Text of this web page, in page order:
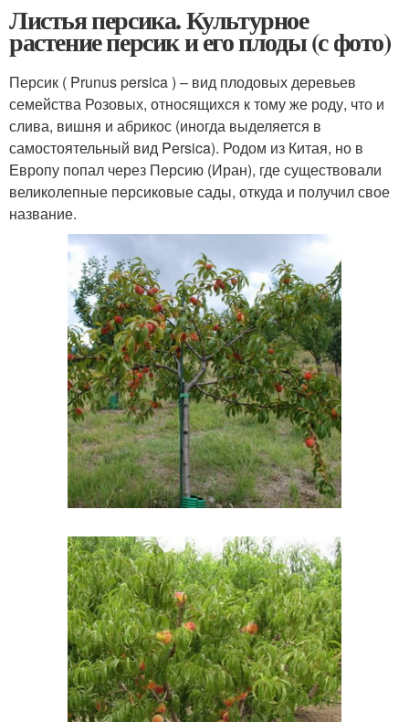
Листья персика. Культурное
растение персик и его плоды (с фото)
Персик ( Prunus persica ) – вид плодовых деревьев
семейства Розовых, относящихся к тому же роду, что и
слива, вишня и абрикос (иногда выделяется в
самостоятельный вид Persica). Родом из Китая, но в
Европу попал через Персию (Иран), где существовали
великолепные персиковые сады, откуда и получил свое
название.